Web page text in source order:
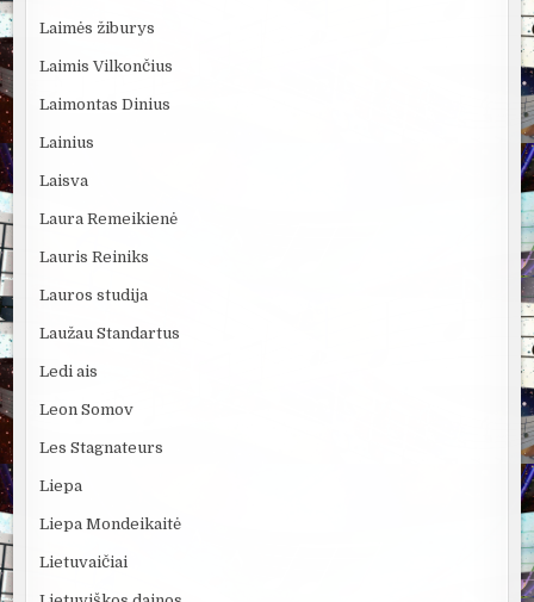
Laimės žiburys
Laimis Vilkončius
Laimontas Dinius
Lainius
Laisva
Laura Remeikienė
Lauris Reiniks
Lauros studija
Laužau Standartus
Ledi ais
Leon Somov
Les Stagnateurs
Liepa
Liepa Mondeikaitė
Lietuvaičiai